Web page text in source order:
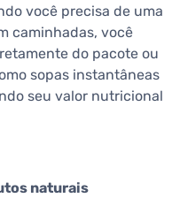
você precisa de uma
caminhadas, você
do pacote ou
sopas instantâneas
seu valor nutricional
naturais